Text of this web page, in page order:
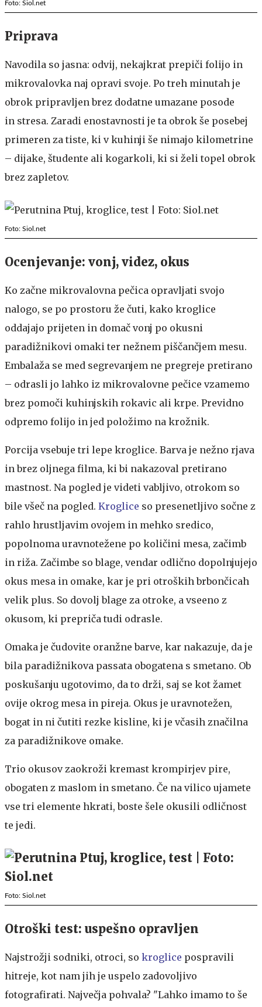
Foto: Siol.net
Priprava
Navodila so jasna: odvij, nekajkrat prepiči folijo in
mikrovalovka naj opravi svoje. Po treh minutah je
obrok pripravljen brez dodatne umazane posode
in stresa. Zaradi enostavnosti je ta obrok še posebej
primeren za tiste, ki v kuhinji še nimajo kilometrine
– dijake, študente ali kogarkoli, ki si želi topel obrok
brez zapletov.
Foto: Siol.net
Ocenjevanje: vonj, videz, okus
Ko začne mikrovalovna pečica opravljati svojo
nalogo, se po prostoru že čuti, kako kroglice
oddajajo prijeten in domač vonj po okusni
paradižnikovi omaki ter nežnem piščančjem mesu.
Embalaža se med segrevanjem ne pregreje pretirano
– odrasli jo lahko iz mikrovalovne pečice vzamemo
brez pomoči kuhinjskih rokavic ali krpe. Previdno
odpremo folijo in jed položimo na krožnik.
Porcija vsebuje tri lepe kroglice. Barva je nežno rjava
in brez oljnega filma, ki bi nakazoval pretirano
mastnost. Na pogled je videti vabljivo, otrokom so
bile všeč na pogled. Kroglice so presenetljivo sočne z
rahlo hrustljavim ovojem in mehko sredico,
popolnoma uravnotežene po količini mesa, začimb
in riža. Začimbe so blage, vendar odlično dopolnjujejo
okus mesa in omake, kar je pri otroških brbončicah
velik plus. So dovolj blage za otroke, a vseeno z
okusom, ki prepriča tudi odrasle.
Omaka je čudovite oranžne barve, kar nakazuje, da je
bila paradižnikova passata obogatena s smetano. Ob
poskušanju ugotovimo, da to drži, saj se kot žamet
ovije okrog mesa in pireja. Okus je uravnotežen,
bogat in ni čutiti rezke kisline, ki je včasih značilna
za paradižnikove omake.
Trio okusov zaokroži kremast krompirjev pire,
obogaten z maslom in smetano. Če na vilico ujamete
vse tri elemente hkrati, boste šele okusili odličnost
te jedi.
Foto: Siol.net
Otroški test: uspešno opravljen
Najstrožji sodniki, otroci, so kroglice pospravili
hitreje, kot nam jih je uspelo zadovoljivo
fotografirati. Največja pohvala? "Lahko imamo to še